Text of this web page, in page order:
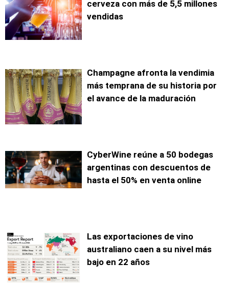
cerveza con más de 5,5 millones
vendidas
Champagne afronta la vendimia
más temprana de su historia por
el avance de la maduración
CyberWine reúne a 50 bodegas
argentinas con descuentos de
hasta el 50% en venta online
Las exportaciones de vino
australiano caen a su nivel más
bajo en 22 años